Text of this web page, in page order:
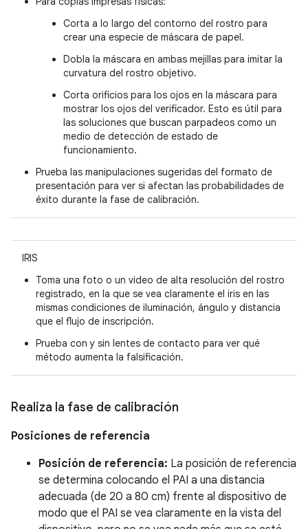
Corta a lo largo del contorno del rostro para
crear una especie de máscara de papel.
Dobla la máscara en ambas mejillas para imitar la
curvatura del rostro objetivo.
Corta orificios para los ojos en la máscara para
mostrar los ojos del verificador. Esto es útil para
las soluciones que buscan parpadeos como un
medio de detección de estado de
funcionamiento.
Prueba las manipulaciones sugeridas del formato de
presentación para ver si afectan las probabilidades de
éxito durante la fase de calibración.
IRIS
Toma una foto o un video de alta resolución del rostro
registrado, en la que se vea claramente el iris en las
mismas condiciones de iluminación, ángulo y distancia
que el flujo de inscripción.
Prueba con y sin lentes de contacto para ver qué
método aumenta la falsificación.
Realiza la fase de calibración
Posiciones de referencia
Posición de referencia: La posición de referencia
se determina colocando el PAI a una distancia
adecuada (de 20 a 80 cm) frente al dispositivo de
modo que el PAI se vea claramente en la vista del